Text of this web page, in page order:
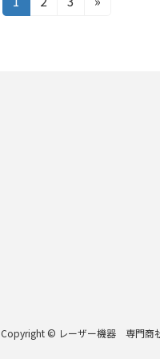
定
Copyright © レーザー機器 専門商